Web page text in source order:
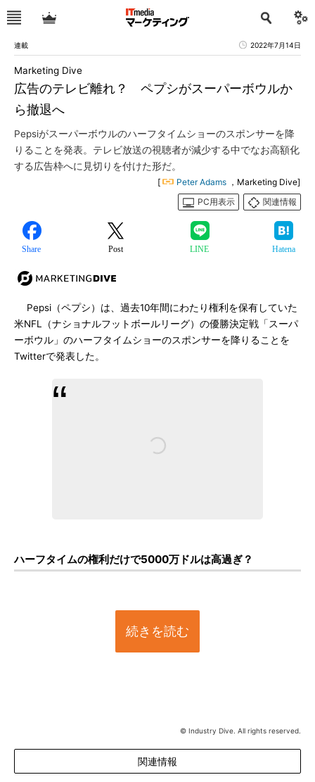
連載 2022年7月14日
広告のテレビ離れ？ ペプシがスーパーボウルか
ら撤退へ
Marketing Dive
Pepsiがスーパーボウルのハーフタイムショーのスポンサーを降
りることを発表。テレビ放送の視聴者が減少する中でなお高額化
する広告枠へに見切りを付けた形だ。
[ Peter Adams ，Marketing Dive]
PC用表示
関連情報
Share Post LINE Hatena
Pepsi（ペプシ）は、過去10年間にわたり権利を保有していた
米NFL（ナショナルフットボールリーグ）の優勝決定戦「スーパ
ーボウル」のハーフタイムショーのスポンサーを降りることを
Twitterで発表した。
ハーフタイムの権利だけで5000万ドルは高過ぎ？
続きを読む
© Industry Dive. All rights reserved.
関連情報